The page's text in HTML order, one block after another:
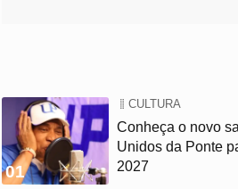
01
CULTURA
Conheça o novo
Unidos da Ponte
2027